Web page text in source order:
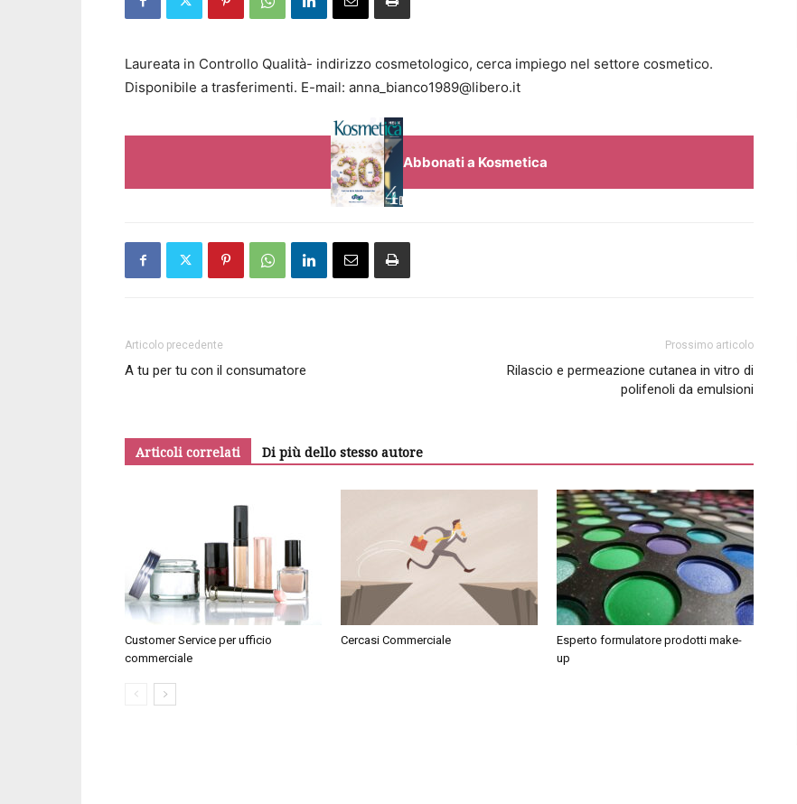
Laureata in Controllo Qualità- indirizzo cosmetologico, cerca impiego nel settore cosmetico.
Disponibile a trasferimenti. E-mail: anna_bianco1989@libero.it
Abbonati a Kosmetica
Articolo precedente
A tu per tu con il consumatore
Prossimo articolo
Rilascio e permeazione cutanea in vitro di
polifenoli da emulsioni
Articoli correlati Di più dello stesso autore
Customer Service per ufficio
commerciale
Cercasi Commerciale
Esperto formulatore prodotti make-
up